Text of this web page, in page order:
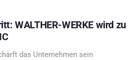
WALTHER-WERKE wird zu
das Unternehmen sein